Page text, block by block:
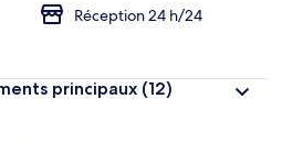
e
n
Réception 24 h/24
principaux (12)